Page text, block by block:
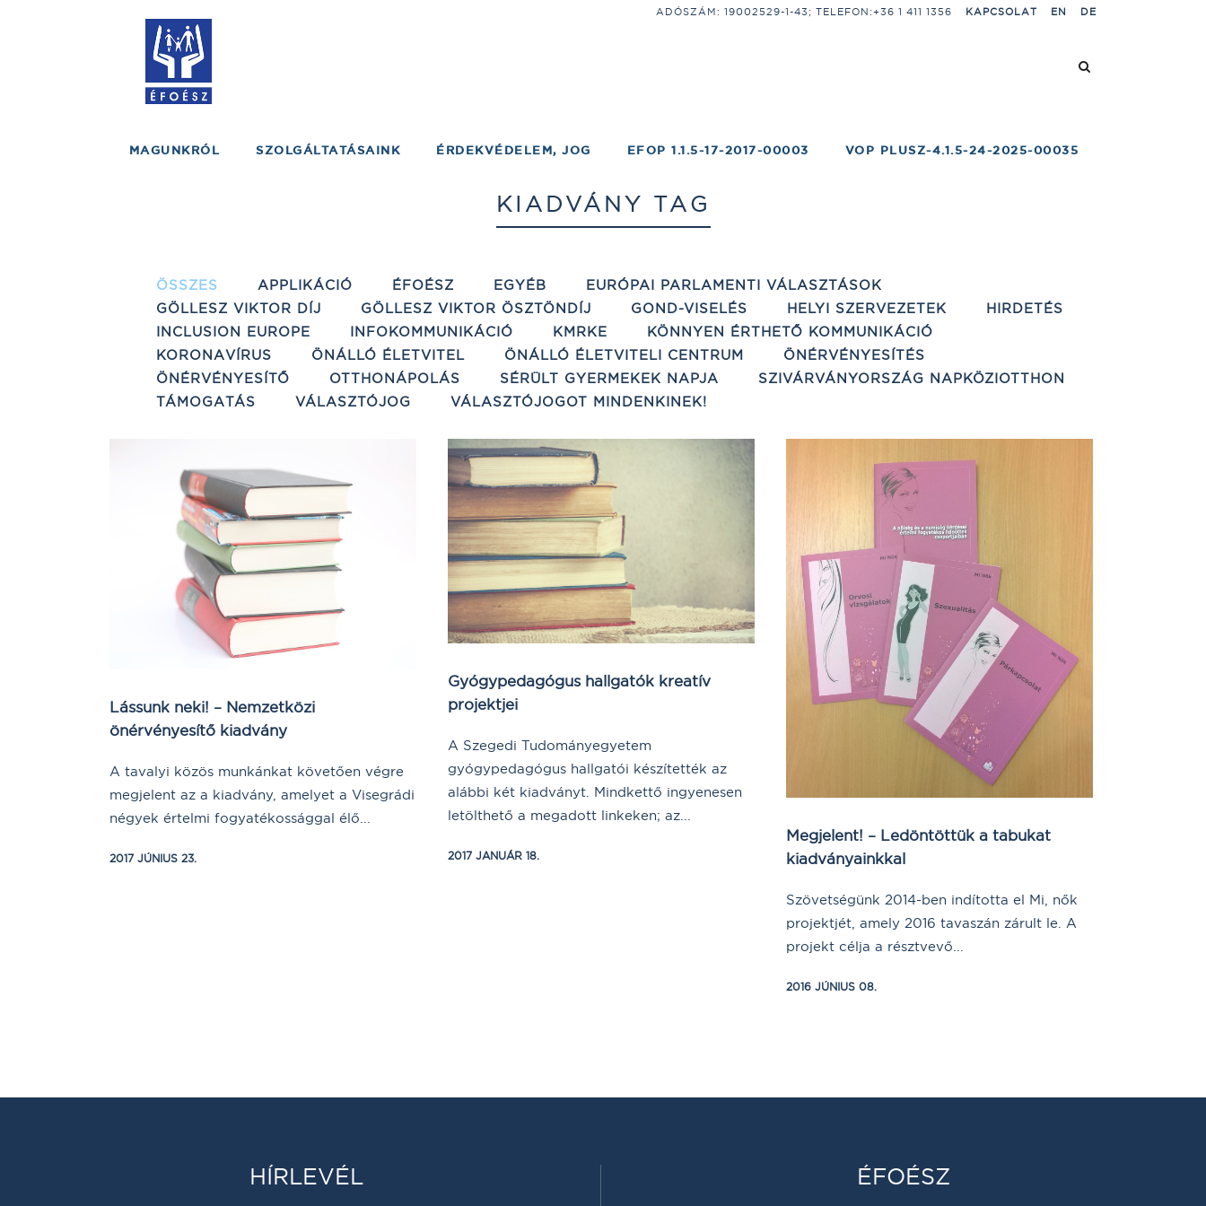
ADÓSZÁM: 19002529-1-43; TELEFON:+36 1 411 1356 KAPCSOLAT EN DE
MAGUNKRÓL SZOLGÁLTATÁSAINK ÉRDEKVÉDELEM, JOG EFOP 1.1.5-17-2017-00003 VOP PLUSZ-4.1.5-24-2025-00035
KIADVÁNY TAG
ÖSSZES APPLIKÁCIÓ ÉFOÉSZ EGYÉB
EURÓPAI PARLAMENTI VÁLASZTÁSOK
GÖLLESZ VIKTOR DÍJ
GÖLLESZ VIKTOR ÖSZTÖNDÍJ GOND-VISELÉS HELYI SZERVEZETEK
HIRDETÉS
INCLUSION EUROPE
INFOKOMMUNIKÁCIÓ KMRKE
KÖNNYEN ÉRTHETŐ KOMMUNIKÁCIÓ
KORONAVÍRUS
ÖNÁLLÓ ÉLETVITEL ÖNÁLLÓ ÉLETVITELI CENTRUM
ÖNÉRVÉNYESÍTÉS
ÖNÉRVÉNYESÍTŐ
OTTHONÁPOLÁS SÉRÜLT GYERMEKEK NAPJA
SZIVÁRVÁNYORSZÁG NAPKÖZIOTTHON
TÁMOGATÁS
VÁLASZTÓJOG VÁLASZTÓJOGOT MINDENKINEK!
Lássunk neki! – Nemzetközi
önérvényesítő kiadvány
A tavalyi közös munkánkat követően végre
megjelent az a kiadvány, amelyet a Visegrádi
négyek értelmi fogyatékossággal élő...
2017 JÚNIUS 23.
Gyógypedagógus hallgatók kreatív
projektjei
A Szegedi Tudományegyetem
gyógypedagógus hallgatói készítették az
alábbi két kiadványt. Mindkettő ingyenesen
letölthető a megadott linkeken; az...
2017 JANUÁR 18.
Megjelent! – Ledöntöttük a tabukat
kiadványainkkal
Szövetségünk 2014-ben indította el Mi, nők
projektjét, amely 2016 tavaszán zárult le. A
projekt célja a résztvevő...
2016 JÚNIUS 08.
HÍRLEVÉL ÉFOÉSZ